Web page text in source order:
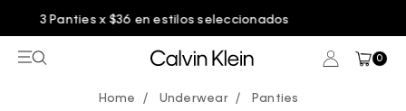
Entrega GRATIS en compras mayores a
0
Underwear Panties